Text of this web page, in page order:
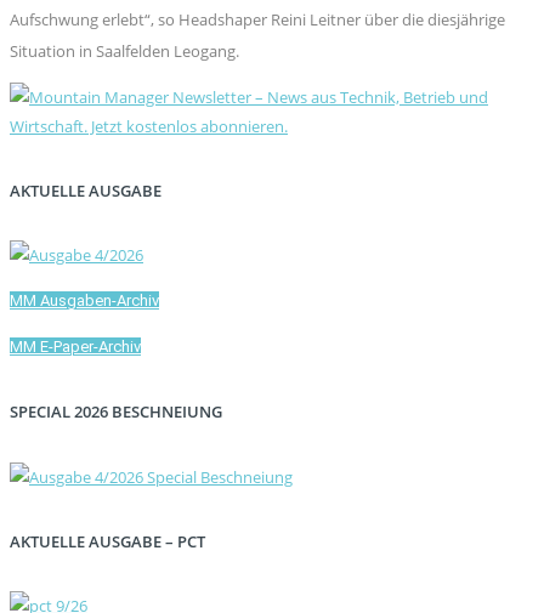
Aufschwung erlebt“, so Headshaper Reini Leitner über die diesjährige
Situation in Saalfelden Leogang.
AKTUELLE AUSGABE
MM Ausgaben-Archiv
MM E-Paper-Archiv
SPECIAL 2026 BESCHNEIUNG
AKTUELLE AUSGABE – PCT